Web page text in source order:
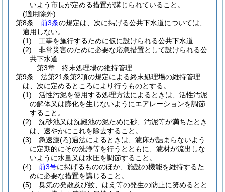
いよう市長が定める措置が講じられていること。
(適用除外)
第8条
前3条の規定は、次に掲げる公共下水道については、
適用しない。
(1)
工事を施行するために仮に設けられる公共下水道
(2)
非常災害のために必要な応急措置として設けられる公
共下水道
第3章
終末処理場の維持管理
第9条
法第21条第2項の規定による終末処理場の維持管理
は、次に定めるところにより行うものとする。
(1)
活性汚泥を使用する処理方法によるときは、活性汚泥
の解体又は膨化を生じないようにエアレーションを調節
すること。
(2)
沈砂池又は沈殿池の泥ために砂、汚泥等が満ちたとき
は、速やかにこれを除去すること。
(3)
急速濾(ろ)過法によるときは、濾床が詰まらないよう
に定期的にその洗浄等を行うとともに、濾材が流出しな
いように水量又は水圧を調節すること。
(4)
前3号に掲げるもののほか、施設の機能を維持するた
めに必要な措置を講じること。
(5)
臭気の発散及び蚊、はえ等の発生の防止に努めるとと